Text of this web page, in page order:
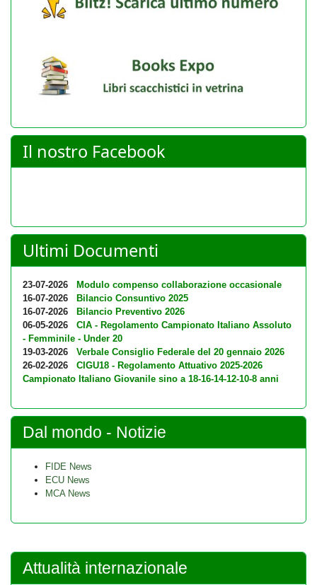
Il nostro Facebook
Ultimi Documenti
23-07-2026
Modulo compenso collaborazione occasionale
16-07-2026
Bilancio Consuntivo 2025
16-07-2026
Bilancio Preventivo 2026
06-05-2026
CIA - Regolamento Campionato Italiano Assoluto
- Femminile - Under 20
19-03-2026
Verbale Consiglio Federale del 20 gennaio 2026
26-02-2026
CIGU18 - Regolamento Attuativo 2025-2026
Campionato Italiano Giovanile sino a 18-16-14-12-10-8 anni
Dal mondo - Notizie
FIDE News
ECU News
MCA News
Attualità internazionale